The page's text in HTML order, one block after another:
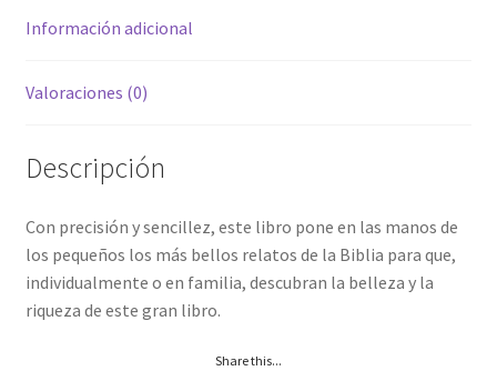
Información adicional
Valoraciones (0)
Descripción
Con precisión y sencillez, este libro pone en las manos de
los pequeños los más bellos relatos de la Biblia para que,
individualmente o en familia, descubran la belleza y la
riqueza de este gran libro.
Share this...